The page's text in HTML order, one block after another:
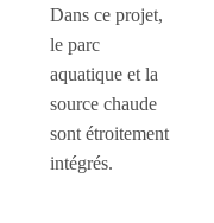
Dans ce projet,
le parc
aquatique et la
source chaude
sont étroitement
intégrés.